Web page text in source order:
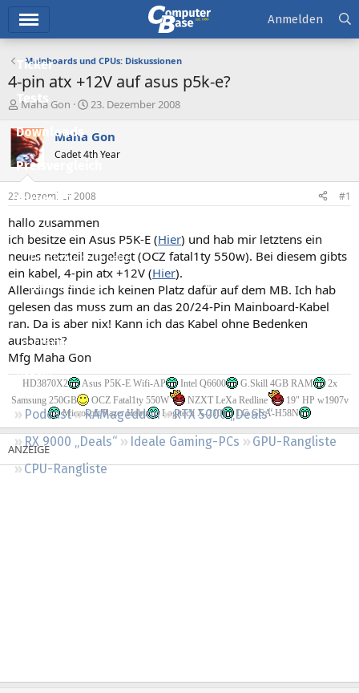
Ticker
Tests
Downloads
Preisvergleich
Forum
Aktuelles
Empfohlene Inhalte
Neue Beiträge
Neueste Aktivitäten
Leserartikel
Regeln
Podcast RAMageddon
RTX 5000 „Deals“
RX 9000 „Deals“
Ideale Gaming-PCs
GPU-Rangliste
CPU-Rangliste
Anmelden
Mainboards und CPUs: Diskussionen
4-pin atx +12V auf asus p5k-e?
E
s
t
e
e
r
Maha Gon
E
s
t
e
l
t
a
m
23. Dezember 2008
Maha Gon
Cadet 4th Year
23. Dezember 2008 #1
hallo zusammen
ich besitze ein Asus P5K-E (Hier) und hab mir letztens ein
neues netzteil zugelegt (OCZ fatal1ty 550w). Bei diesem gibts
ein kabel, 4-pin atx +12V (Hier).
Allerdings finde ich keinen Platz dafür auf dem MB. Ich hab
gelesen das muss zum an das 20/24-Pin Mainboard-Kabel
ran. Da is aber nix! Kann ich das Kabel ohne Bedenken
ausbauen?
Mfg Maha Gon
HD3870X2 Asus P5K-E Wifi-AP Intel Q6600 G.Skill 4GB RAM
2x
Samsung 250GB
OCZ Fatal1ty 550W NZXT LeXa Redline
19" HP w1907v
Microsoft/Razer Habu
Logitech X-210 LG GSA-H58N